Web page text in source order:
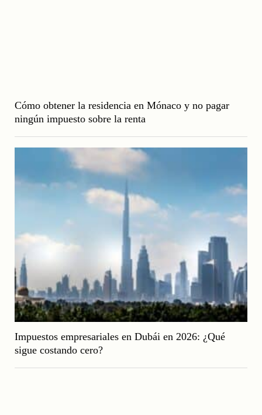
Cómo obtener la residencia en Mónaco y no pagar
ningún impuesto sobre la renta
Impuestos empresariales en Dubái en 2026: ¿Qué
sigue costando cero?